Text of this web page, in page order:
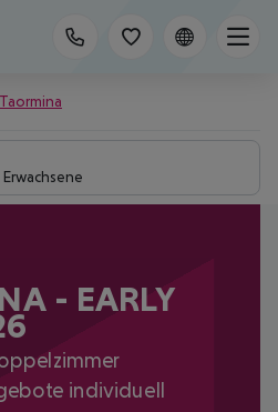
Taormina
Erwachsene
- EARLY
individuell